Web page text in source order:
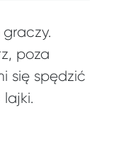
poza
się spędzić